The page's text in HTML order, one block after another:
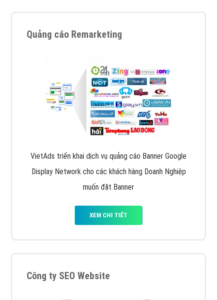
Quảng cáo Remarketing
VietAds triển khai dịch vụ quảng cáo Banner Google
Display Network cho các khách hàng Doanh Nghiệp
muốn đặt Banner
XEM CHI TIẾT
Công ty SEO Website